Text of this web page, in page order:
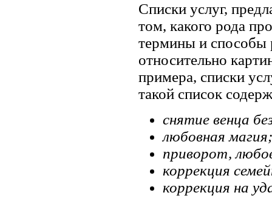
Списки услуг,
том, какого рода
термины и способы
относительно
примера, списки
такой список
снятие венца
любовная магия;
приворот,
коррекция
коррекция на